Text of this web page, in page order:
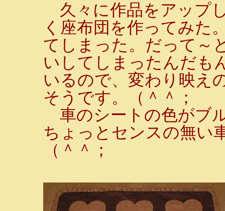
久々に作品をアップ
く座布団を作ってみた
てしまった。だって～
いしてしまったんだも
いるので、変わり映え
そうです。（＾＾；
車のシートの色がブ
ちょっとセンスの無い
（＾＾；